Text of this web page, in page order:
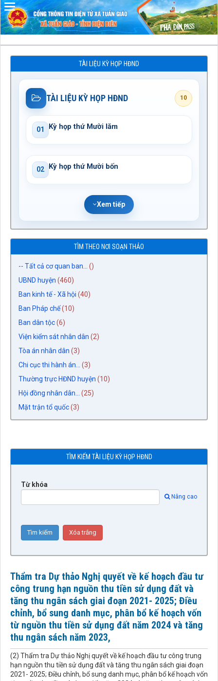
TÀI LIỆU KỲ HỌP HĐND
TÀI LIỆU KỲ HỌP HĐND 10
01 Kỳ họp thứ Mười lăm
02 Kỳ họp thứ Mười bốn
Xem tiếp
TÌM THEO NƠI SOẠN THẢO
-- Tất cả cơ quan ban...
()
UBND huyện (460)
Ban kinh tế - Xã hội (40)
Ban Pháp chế(10)
Ban dân tộc(6)
Viện kiểm sát nhân dân (2)
Tòa án nhân dân (3)
Chi cục thi hành án...
(3)
Thường trực HĐND huyện (10)
Hội đồng nhân dân...
(25)
Mặt trận tổ quốc(3)
TÌM KIẾM TÀI LIỆU KỲ HỌP HĐND
Từ khóa
Nâng cao
Thẩm tra Dự thảo Nghị quyết về kế hoạch đầu tư
công trung hạn nguồn thu tiền sử dụng đất và
tăng thu ngân sách giai đoạn 2021- 2025; Điều
chỉnh, bổ sung danh mục, phân bổ kế hoạch vốn
từ nguồn thu tiền sử dụng đất năm 2024 và tăng
thu ngân sách năm 2023,
(2) Thẩm tra Dự thảo Nghị quyết về kế hoạch đầu tư công trung
hạn nguồn thu tiền sử dụng đất và tăng thu ngân sách giai đoạn
2021- 2025; Điều chỉnh, bổ sung danh mục, phân bổ kế hoạch vốn
Đã kết nối EMC